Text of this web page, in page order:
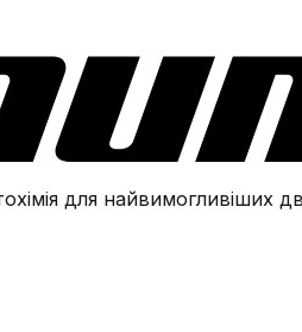
для найвимогливіших